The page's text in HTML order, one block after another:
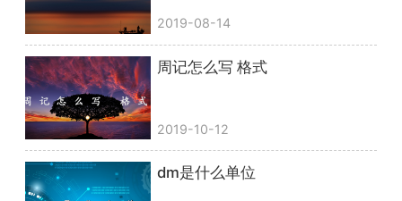
2019-08-14
周记怎么写 格式
2019-10-12
dm是什么单位